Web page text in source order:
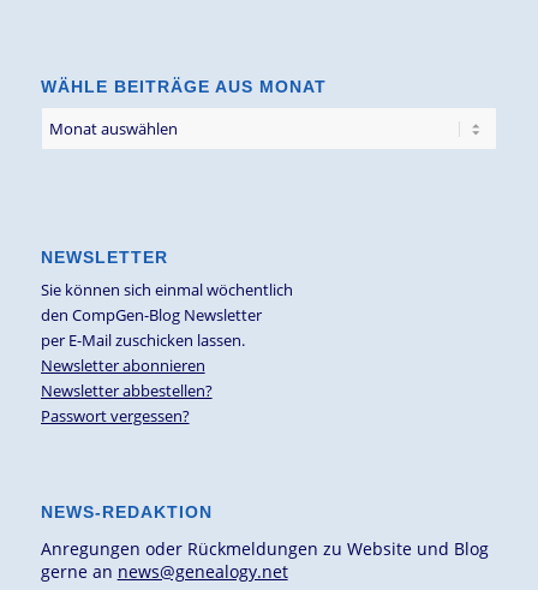
WÄHLE BEITRÄGE AUS MONAT
NEWSLETTER
Sie können sich einmal wöchentlich
den CompGen-Blog Newsletter
per E-Mail zuschicken lassen.
Newsletter abonnieren
Newsletter abbestellen?
Passwort vergessen?
NEWS-REDAKTION
Anregungen oder Rückmeldungen zu Website und Blog
gerne an news@genealogy.net